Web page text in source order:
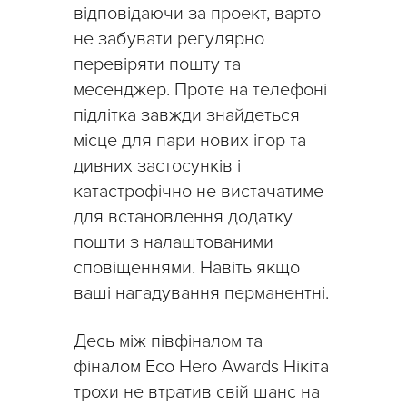
відповідаючи за проект, варто
не забувати регулярно
перевіряти пошту та
месенджер. Проте на телефоні
підлітка завжди знайдеться
місце для пари нових ігор та
дивних застосунків і
катастрофічно не вистачатиме
для встановлення додатку
пошти з налаштованими
сповіщеннями. Навіть якщо
ваші нагадування перманентні.
Десь між півфіналом та
фіналом Eco Hero Awards Нікіта
трохи не втратив свій шанс на